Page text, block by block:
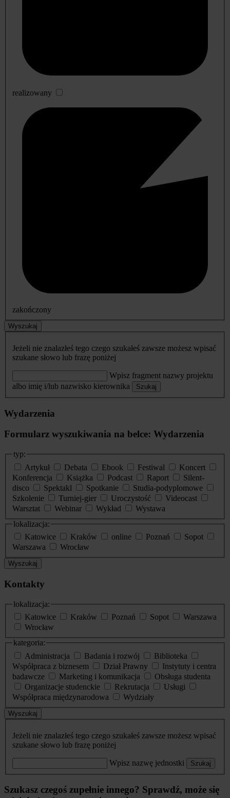
realizowany
zakończony
Wyszukaj
Jeżeli nie znalazłeś tego czego szukałeś zawsze możesz wpisać
szukane słowo lub frazę poniżej
Wpisz fragment nazwy projektu
albo imię i/lub nazwisko kierownika
Szukaj
Wydarzenia
Formularz wyszukiwania na belce: Wydarzenia
typ:
Artykuł
Debata Ebook Festiwal
Koncert
Konferencja
Książka Podcast Raport
Silent-
disco
Spektakl Spotkanie
Studia-podyplomowe
Szkolenie
Turniej-gier Uroczystość
Videocast
Warsztat
Webinar Wykład
Wystawa
lokalizacja:
Katowice
Kraków online Poznań
Sopot
Warszawa
Wrocław
Wyszukaj
Kontakty
lokalizacja:
Katowice
Kraków Poznań Sopot
Warszawa
Wrocław
kategoria:
Administracja
Badania i rozwój
Biblioteka
Współpraca z biznesem
Dział Prawny
Instytuty i centra
badawcze
Marketing i komunikacja
Obsługa studenta
Organizacje studenckie
Rekrutacja
Usługi
Współpraca międzynarodowa
Wydziały
Wyszukaj
Jeżeli nie znalazłeś tego czego szukałeś zawsze możesz wpisać
szukane słowo lub frazę poniżej
Wpisz nazwę jednostki Szukaj
Szukasz czegoś zupełnie innego? Sprawdź, może się